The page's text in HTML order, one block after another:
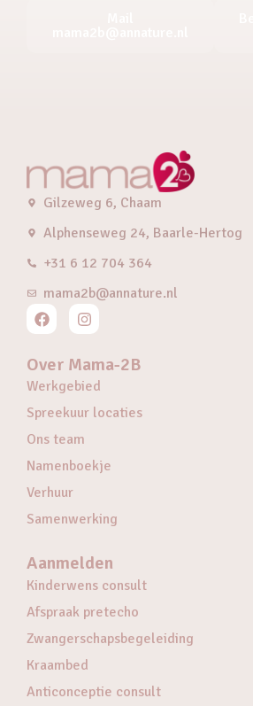
Gilzeweg 6, Chaam
Alphenseweg 24, Baarle-Hertog
+31 6 12 704 364
mama2b@annature.nl
Over Mama-2B
Werkgebied
Spreekuur locaties
Ons team
Namenboekje
Verhuur
Samenwerking
Aanmelden
Kinderwens consult
Afspraak pretecho
Zwangerschapsbegeleiding
Kraambed
Anticonceptie consult